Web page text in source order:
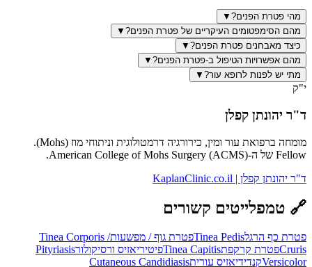
מהי פטרת הפנים? ▼
מהם הסימפטומים העיקריים של פטרת הפנים? ▼
כיצד מאבחנים פטרת הפנים? ▼
מהם אפשרויות הטיפול ב-פטרת הפנים? ▼
מתי יש לפנות לרופא עור? ▼
י"ק
ד"ר יהונתן קפלן
מומחה ברפואת עור ומין, כירורגיה דרמטולוגית וניתוחי מוז (Mohs).
Fellow של ה-American College of Mohs Surgery (ACMS).
ד"ר יהונתן קפלן | KaplanClinic.co.il
🔗 טמפלייטים קשורים
פטרת כף הרגלTinea Pedisפטרת גוף / מפשעותTinea Corporis /
Crurisפטרת קרקפתTinea Capitisפיטיריאזיס ורסיקולורPityriasis
Versicolorקנדידיאזיס עוריתCutaneous Candidiasis